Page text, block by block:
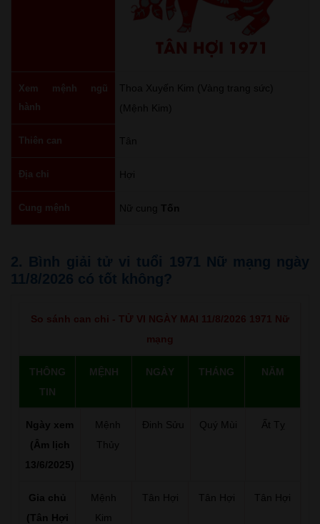
TÂN HỢI 1971
Xem mệnh ngũ
hành
Thoa Xuyến Kim (Vàng trang sức)
(Mệnh Kim)
Thiên can Tân
Địa chi Hợi
Cung mệnh Nữ cung Tốn
2. Bình giải tử vi tuổi 1971 Nữ mạng ngày
11/8/2026 có tốt không?
So sánh can chi - TỬ VI NGÀY MAI 11/8/2026 1971 Nữ
mạng
THÔNG
TIN
MỆNH NGÀY THÁNG NĂM
Ngày xem
(Âm lịch
13/6/2025)
Mệnh
Thủy
Đinh Sửu Quý Mùi Ất Tỵ
Gia chủ
(Tân Hợi
Mệnh
Kim
Tân Hợi Tân Hợi Tân Hợi